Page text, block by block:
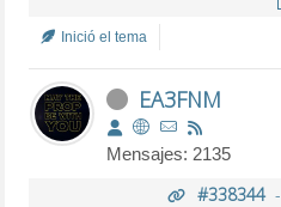
Inició el tema
EA3FNM
Mensajes: 2135
#338344-